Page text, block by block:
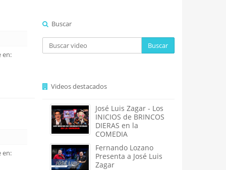
en:
en:
Buscar
Buscar
Videos destacados
José Luis Zagar - Los
INICIOS de BRINCOS
DIERAS en la
COMEDIA
Fernando Lozano
Presenta a José Luis
Zagar